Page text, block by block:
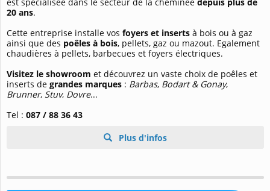
20 ans.
Cette entreprise installe vos foyers et inserts à bois ou à gaz
ainsi que des poêles à bois, pellets, gaz ou mazout. Egalement
chaudières à pellets, barbecues et foyers électriques.
Visitez le showroom et découvrez un vaste choix de poêles et
inserts de grandes marques : Barbas, Bodart & Gonay,
Brunner, Stuv, Dovre...
Tel : 087 / 88 36 43
Plus d'infos